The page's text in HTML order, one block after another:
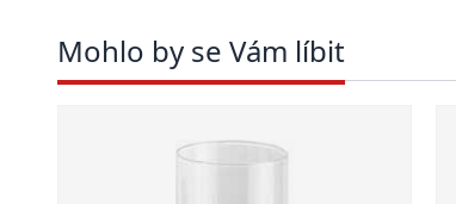
Mohlo by se Vám líbit